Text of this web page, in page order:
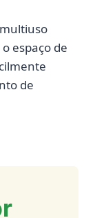
espaço de
de